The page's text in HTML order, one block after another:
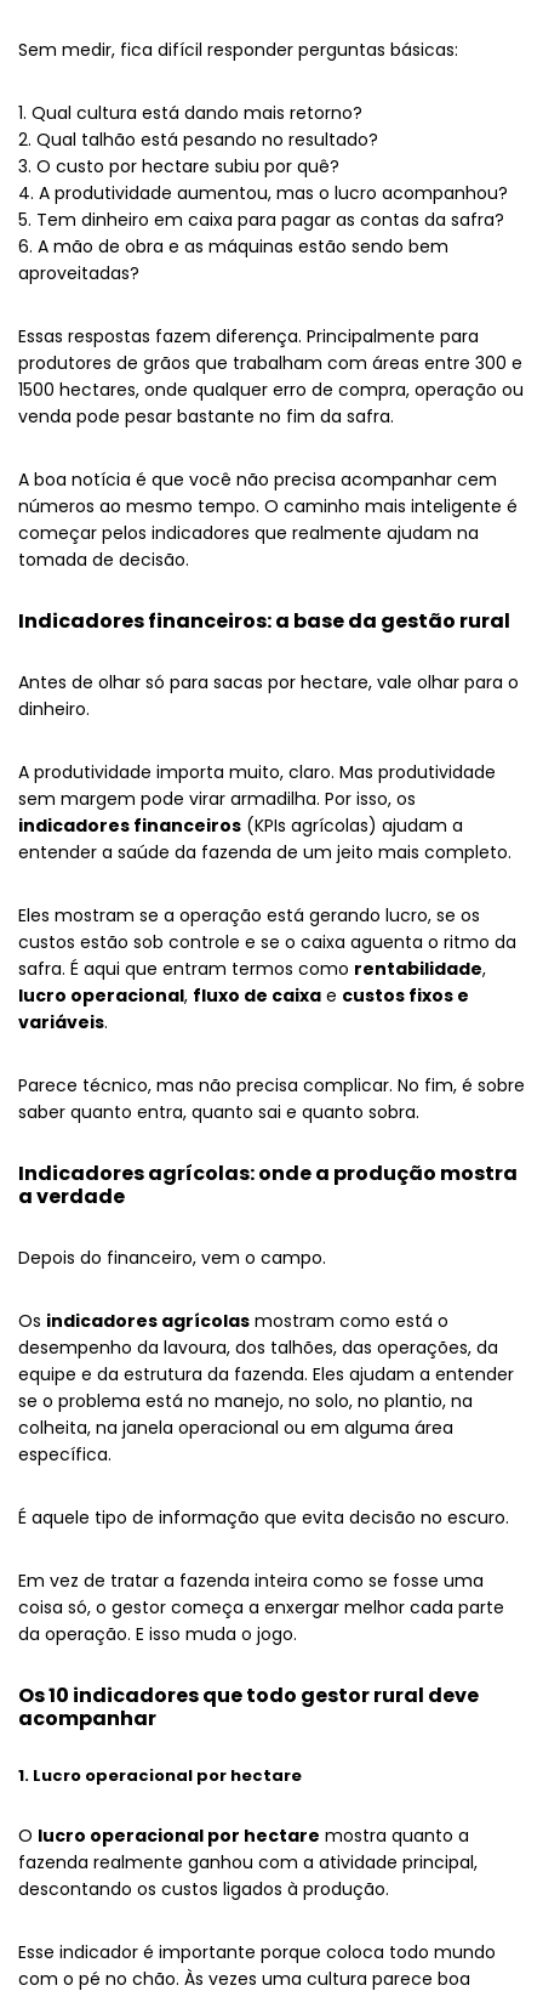
Sem medir, fica difícil responder perguntas básicas:
Qual cultura está dando mais retorno?
Qual talhão está pesando no resultado?
O custo por hectare subiu por quê?
A produtividade aumentou, mas o lucro acompanhou?
Tem dinheiro em caixa para pagar as contas da safra?
A mão de obra e as máquinas estão sendo bem
aproveitadas?
Essas respostas fazem diferença. Principalmente para
produtores de grãos que trabalham com áreas entre 300 e
1500 hectares, onde qualquer erro de compra, operação ou
venda pode pesar bastante no fim da safra.
A boa notícia é que você não precisa acompanhar cem
números ao mesmo tempo. O caminho mais inteligente é
começar pelos indicadores que realmente ajudam na
tomada de decisão.
Indicadores financeiros: a base da gestão rural
Antes de olhar só para sacas por hectare, vale olhar para o
dinheiro.
A produtividade importa muito, claro. Mas produtividade
sem margem pode virar armadilha. Por isso, os
indicadores financeiros (KPIs agrícolas) ajudam a
entender a saúde da fazenda de um jeito mais completo.
Eles mostram se a operação está gerando lucro, se os
custos estão sob controle e se o caixa aguenta o ritmo da
safra. É aqui que entram termos como rentabilidade,
lucro operacional, fluxo de caixa e custos fixos e
variáveis.
Parece técnico, mas não precisa complicar. No fim, é sobre
saber quanto entra, quanto sai e quanto sobra.
Indicadores agrícolas: onde a produção mostra
a verdade
Depois do financeiro, vem o campo.
Os indicadores agrícolas mostram como está o
desempenho da lavoura, dos talhões, das operações, da
equipe e da estrutura da fazenda. Eles ajudam a entender
se o problema está no manejo, no solo, no plantio, na
colheita, na janela operacional ou em alguma área
específica.
É aquele tipo de informação que evita decisão no escuro.
Em vez de tratar a fazenda inteira como se fosse uma
coisa só, o gestor começa a enxergar melhor cada parte
da operação. E isso muda o jogo.
Os 10 indicadores que todo gestor rural deve
acompanhar
1. Lucro operacional por hectare
O lucro operacional por hectare mostra quanto a
fazenda realmente ganhou com a atividade principal,
descontando os custos ligados à produção.
Esse indicador é importante porque coloca todo mundo
com o pé no chão. Às vezes uma cultura parece boa